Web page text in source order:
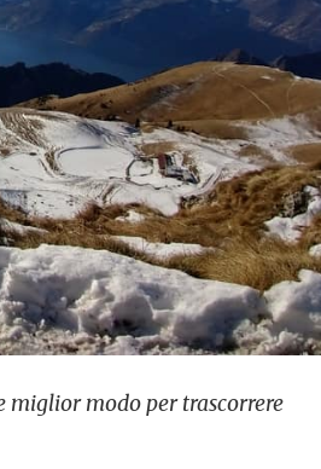
miglior modo per trascorrere